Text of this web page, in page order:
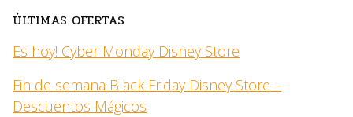
ÚLTIMAS OFERTAS
Es hoy! Cyber Monday Disney Store
Fin de semana Black Friday Disney Store –
Descuentos Mágicos